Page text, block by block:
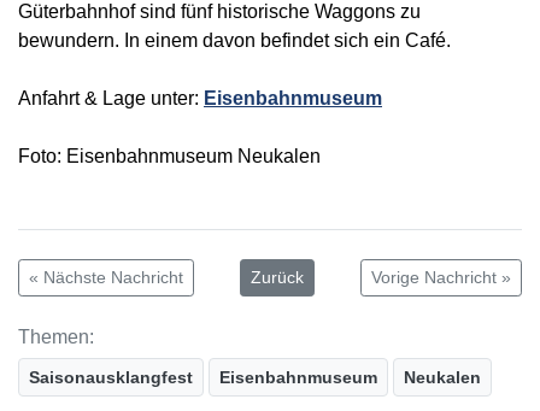
Güterbahnhof sind fünf historische Waggons zu
bewundern. In einem davon befindet sich ein Café.
Anfahrt & Lage unter: Eisenbahnmuseum
Foto: Eisenbahnmuseum Neukalen
« Nächste Nachricht Zurück Vorige Nachricht »
Themen:
Saisonausklangfest Eisenbahnmuseum Neukalen